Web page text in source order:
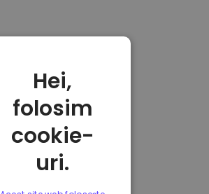
Hei,
folosim
cookie-
uri.